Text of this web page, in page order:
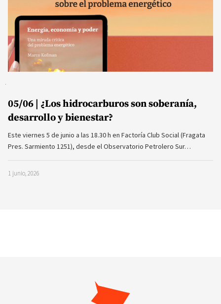
05/06 | ¿Los hidrocarburos son soberanía,
desarrollo y bienestar?
Este viernes 5 de junio a las 18.30 h en Factoría Club Social (Fragata
Pres. Sarmiento 1251), desde el Observatorio Petrolero Sur…
1 junio, 2026